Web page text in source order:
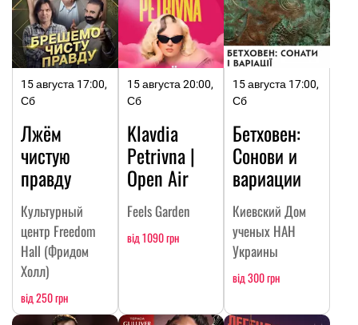
15 августа 17:00,
Сб
Лжём
чистую
правду
Культурный
центр Freedom
Hall (Фридом
Холл)
від 250 грн
15 августа 20:00,
Сб
Klavdia
Petrivna |
Open Air
Feels Garden
від 1090 грн
15 августа 17:00,
Сб
Бетховен:
Сонови и
вариации
Киевский Дом
ученых НАН
Украины
від 300 грн